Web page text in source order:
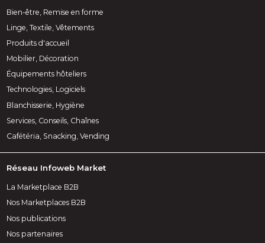
Bien-être, Remise en forme
Linge, Textile, Vêtements
Produits d'accueil
Mobilier, Décoration
Équipements hôteliers
Technologies, Logiciels
Blanchisserie, Hygiène
Services, Conseils, Chaînes
Cafétéria, Snacking, Vending
Réseau Infoweb Market
La Marketplace B2B
Nos Marketplaces B2B
Nos publications
Nos partenaires